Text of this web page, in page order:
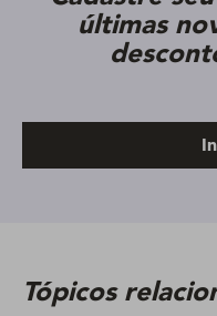
últimas
Tópicos